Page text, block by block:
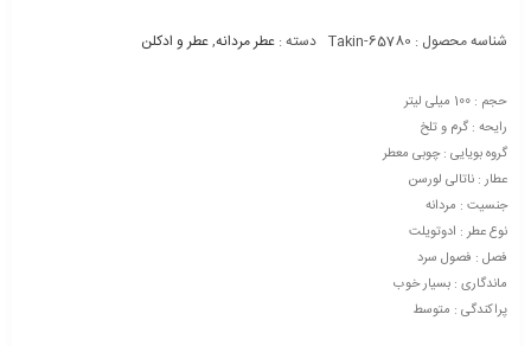
شناسه محصول : Takin-65780 دسته : عطر مردانه,عطر و ادکلن
حجم : 100 میلی لیتر
رایحه : گرم و تلخ
گروه بویایی : چوبی معطر
عطار : ناتالی لورسن
جنسیت : مردانه
نوع عطر : ادوتویلت
فصل : فصول سرد
ماندگاری : بسیار خوب
پراکندگی : متوسط